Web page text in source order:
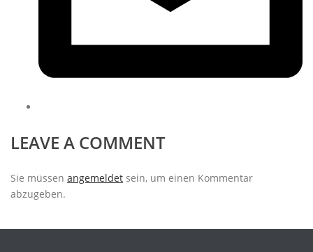
LEAVE A COMMENT
Sie müssen angemeldet sein, um einen Kommentar
abzugeben.